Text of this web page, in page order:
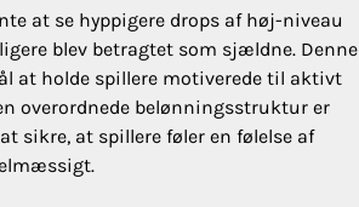
at se hyppigere drops af høj-niveau
blev betragtet som sjældne. Denne
at holde spillere motiverede til aktivt
overordnede belønningsstruktur er
sikre, at spillere føler en følelse af